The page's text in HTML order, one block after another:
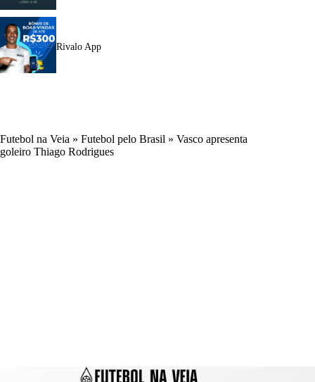
Rivalo App
Futebol na Veia » Futebol pelo Brasil » Vasco apresenta
goleiro Thiago Rodrigues